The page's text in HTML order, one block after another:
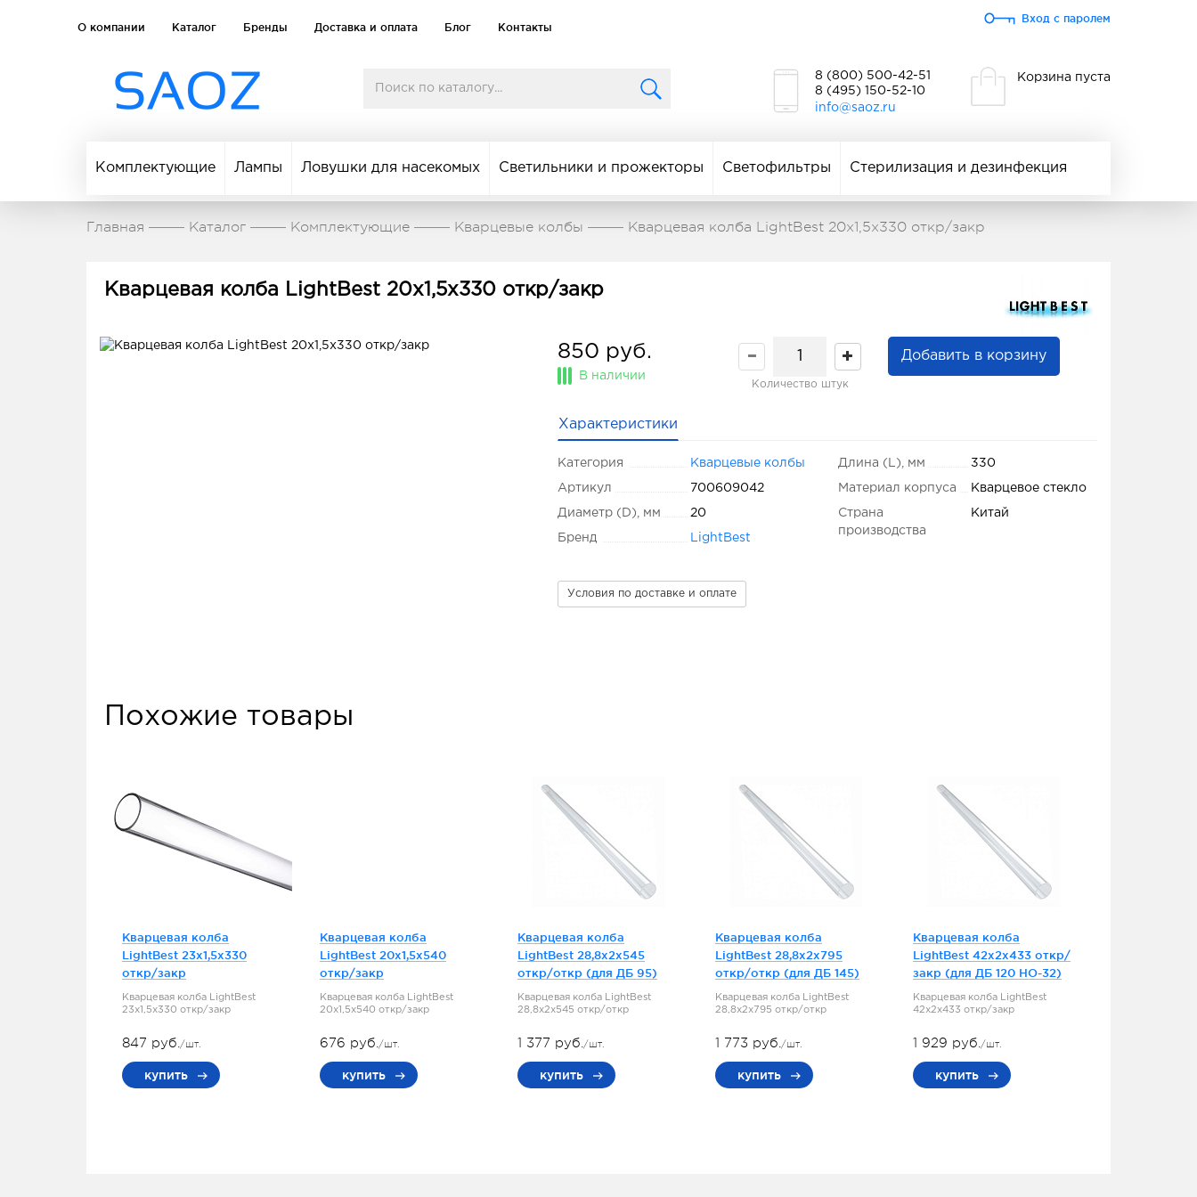
О компании Каталог Бренды Доставка и оплата Блог Контакты
Вход с паролем
8 (800) 500-42-51
8 (495) 150-52-10
info@saoz.ru
Корзина пуста
Комплектующие Лампы Ловушки для насекомых Светильники и прожекторы Светофильтры Стерилизация и дезинфекция
Главная Каталог Комплектующие Кварцевые колбы Кварцевая колба LightBest 20x1,5x330 откр/закр
Кварцевая колба LightBest 20x1,5x330 откр/закр
850 руб.
В наличии
Количество штук
Добавить в корзину
Характеристики
Категория Кварцевые колбы
Артикул 700609042
Диаметр (D), мм 20
Бренд LightBest
Длина (L), мм 330
Материал корпуса Кварцевое стекло
Страна
производства
Китай
Условия по доставке и оплате
Похожие товары
Кварцевая колба
LightBest 23x1,5x330
откр/закр
Кварцевая колба LightBest
23x1,5x330 откр/закр
847 руб./шт.
купить
Кварцевая колба
LightBest 20x1,5x540
откр/закр
Кварцевая колба LightBest
20x1,5x540 откр/закр
676 руб./шт.
купить
Кварцевая колба
LightBest 28,8x2x545
откр/откр (для ДБ 95)
Кварцевая колба LightBest
28,8x2x545 откр/откр
1 377 руб./шт.
купить
Кварцевая колба
LightBest 28,8x2x795
откр/откр (для ДБ 145)
Кварцевая колба LightBest
28,8x2x795 откр/откр
1 773 руб./шт.
купить
Кварцевая колба
LightBest 42x2x433 откр/
закр (для ДБ 120 НО-32)
Кварцевая колба LightBest
42x2x433 откр/закр
1 929 руб./шт.
купить